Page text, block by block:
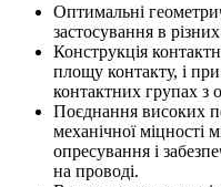
Оптимальні
застосування в
Конструкція
площу контакту, і
контактних групах з
Поєднання високих
механічної міцності
опресування і
на проводі.